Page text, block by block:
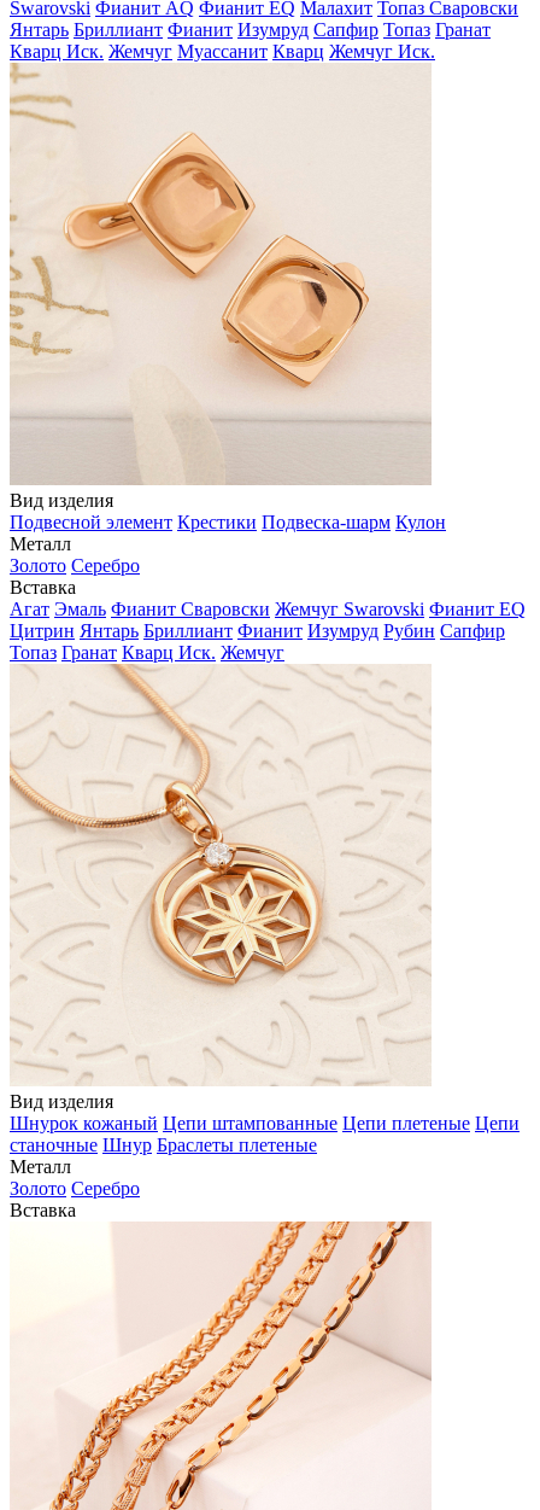
Swarovski Фианит AQ Фианит EQ Малахит Топаз Сваровски
Янтарь Бриллиант Фианит Изумруд Сапфир Топаз Гранат
Кварц Иск. Жемчуг Муассанит Кварц Жемчуг Иск.
Вид изделия
Подвесной элемент Крестики Подвеска-шарм Кулон
Металл
Золото Серебро
Вставка
Агат Эмаль Фианит Сваровски Жемчуг Swarovski Фианит EQ
Цитрин Янтарь Бриллиант Фианит Изумруд Рубин Сапфир
Топаз Гранат Кварц Иск. Жемчуг
Вид изделия
Шнурок кожаный Цепи штампованные Цепи плетеные Цепи
станочные Шнур Браслеты плетеные
Металл
Золото Серебро
Вставка